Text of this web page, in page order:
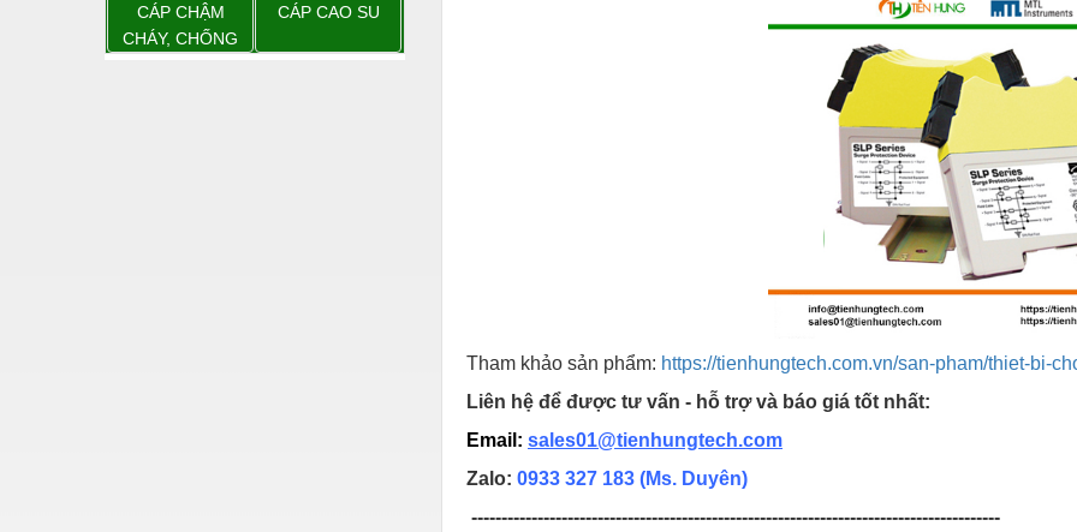
Mỏ - Trang thiết bị
CÁP CHẬM
CHÁY, CHỐNG
CÁP CAO SU
Tham khảo sản phẩm: https://tienhungtech.com.vn/san-pham/thiet-bi-
Liên hệ để được tư vấn - hỗ trợ và báo giá tốt nhất:
Email: sales01@tienhungtech.com
Zalo: 0933 327 183 (Ms. Duyên)
----------------------------------------------------------------------------------------